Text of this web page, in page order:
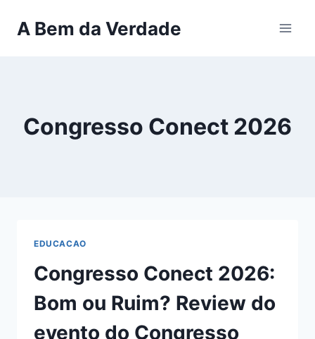
paraA Bem da Verdade
Congresso Conect 2026
EDUCACAO
Congresso Conect 2026:
Bom ou Ruim? Review do
evento do Congresso